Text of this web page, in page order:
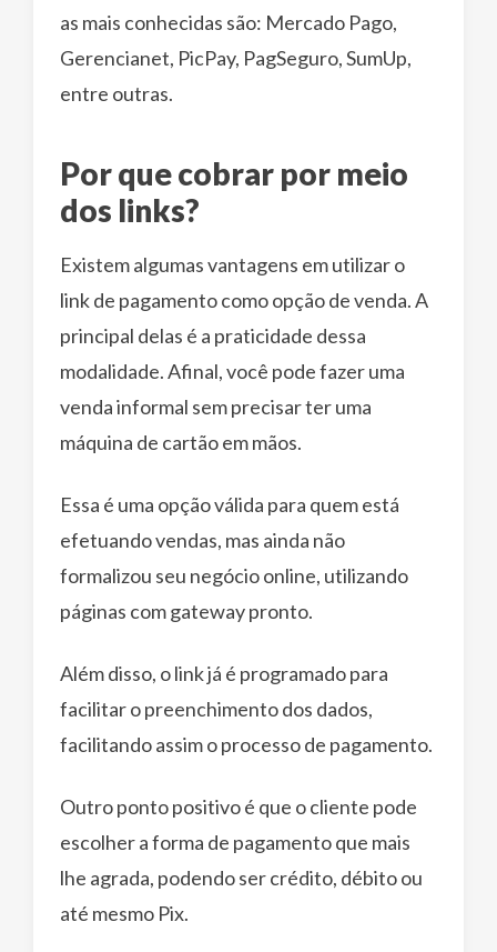
as mais conhecidas são: Mercado Pago,
Gerencianet, PicPay, PagSeguro, SumUp,
entre outras.
Por que cobrar por meio
dos links?
Existem algumas vantagens em utilizar o
link de pagamento como opção de venda. A
principal delas é a praticidade dessa
modalidade. Afinal, você pode fazer uma
venda informal sem precisar ter uma
máquina de cartão em mãos.
Essa é uma opção válida para quem está
efetuando vendas, mas ainda não
formalizou seu negócio online, utilizando
páginas com gateway pronto.
Além disso, o link já é programado para
facilitar o preenchimento dos dados,
facilitando assim o processo de pagamento.
Outro ponto positivo é que o cliente pode
escolher a forma de pagamento que mais
lhe agrada, podendo ser crédito, débito ou
até mesmo Pix.